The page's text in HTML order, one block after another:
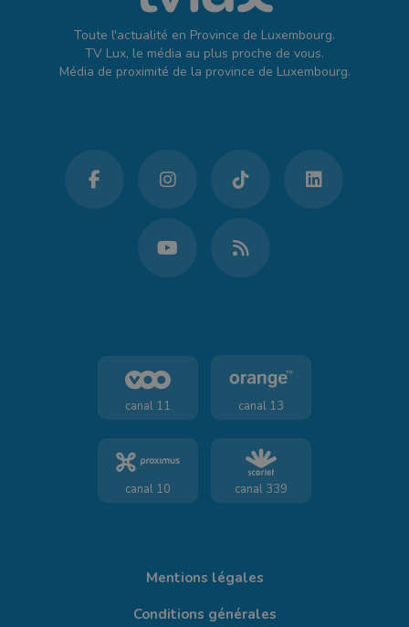
Toute l'actualité en Province de Luxembourg.
TV Lux, le média au plus proche de vous.
Média de proximité de la province de Luxembourg.
canal 11 canal 13
canal 10 canal 339
Mentions légales
Conditions générales